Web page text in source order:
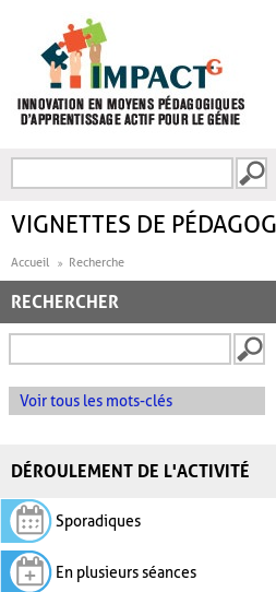
FORMULAIRE DE
VIGNETTES DE
Accueil Recherche
RECHERCHER
Voir tous les mots-clés
DÉROULEMENT DE L'ACTIVITÉ
Sporadiques
En plusieurs séances